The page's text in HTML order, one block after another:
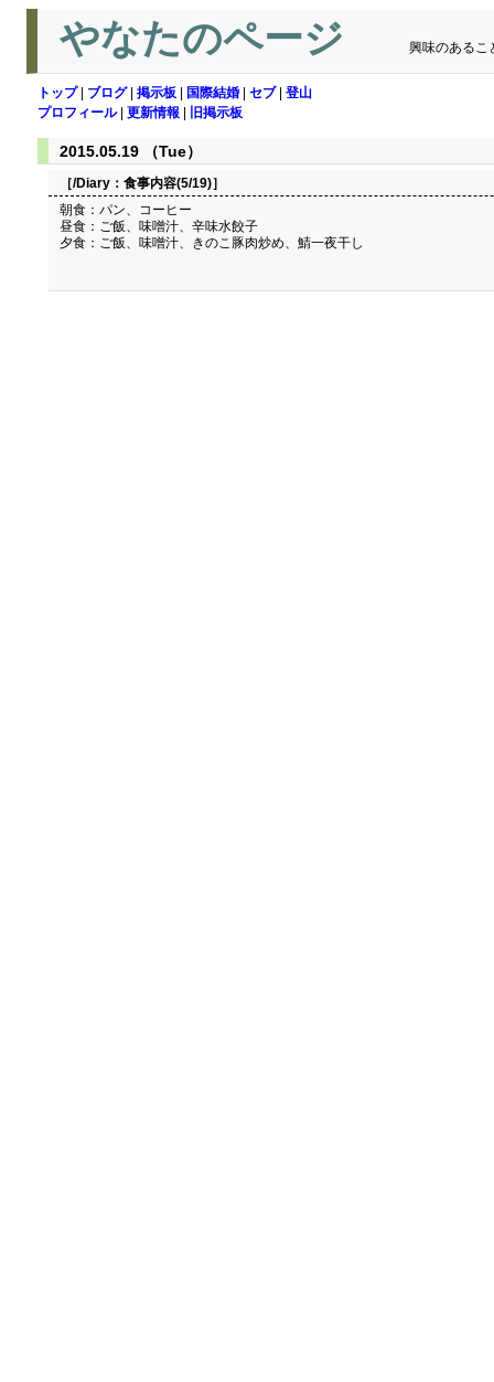
やなたのページ 興味のあるこ
トップ| ブログ| 掲示板 国際結婚 セブ| 登山
プロフィール| 更新情報 旧掲示板
2015.05.19 （Tue）
［/Diary： 食事内容(5/19)］
朝食：パン、コーヒー
昼食：ご飯、味噌汁、辛味水餃子
夕食：ご飯、味噌汁、きのこ豚肉炒め、鯖一夜干し